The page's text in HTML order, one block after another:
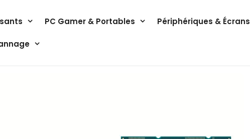
PC Gamer & Portables Périphériques & Écrans